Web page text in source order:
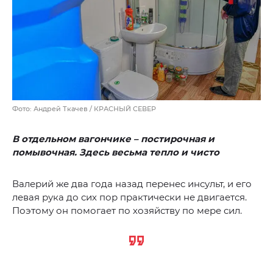
Фото: Андрей Ткачев / КРАСНЫЙ СЕВЕР
В отдельном вагончике – постирочная и
помывочная. Здесь весьма тепло и чисто
Валерий же два года назад перенес инсульт, и его
левая рука до сих пор практически не двигается.
Поэтому он помогает по хозяйству по мере сил.